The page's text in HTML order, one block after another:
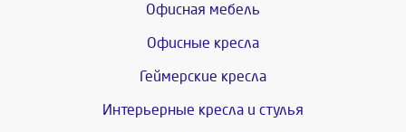
Офисная мебель
Офисные кресла
Геймерские кресла
Интерьерные кресла и стулья